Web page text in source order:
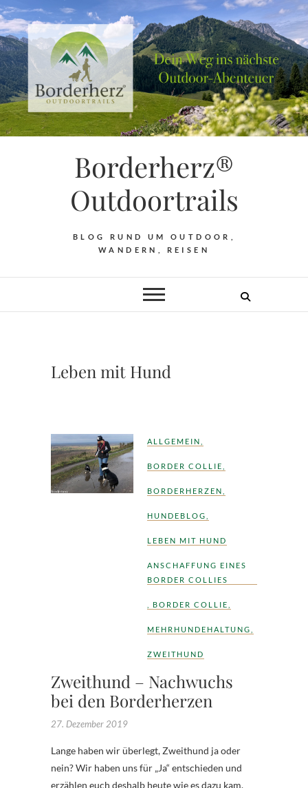
Borderherz®
Outdoortrails
BLOG RUND UM OUTDOOR,
WANDERN, REISEN
Leben mit Hund
ALLGEMEIN
BORDER COLLIE
BORDERHERZEN
HUNDEBLOG
LEBEN MIT HUND
ANSCHAFFUNG EINES
BORDER COLLIES
BORDER COLLIE
MEHRHUNDEHALTUNG
ZWEITHUND
Zweithund – Nachwuchs
bei den Borderherzen
27. Dezember 2019
Lange haben wir überlegt, Zweithund ja oder
nein? Wir haben uns für „Ja“ entschieden und
erzählen euch deshalb heute wie es dazu kam,